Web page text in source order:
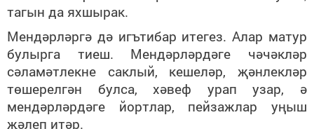
тагын да яхшырак.
Мендәрләргә дә игътибар итегез. Алар матур
булырга тиеш. Мендәрләрдәге чәчәкләр
сәламәтлекне саклый, кешеләр, җәнлекләр
төшерелгән булса, хәвеф урап узар, ә
мендәрләрдәге йортлар, пейзажлар уңыш
җәлеп итәр.